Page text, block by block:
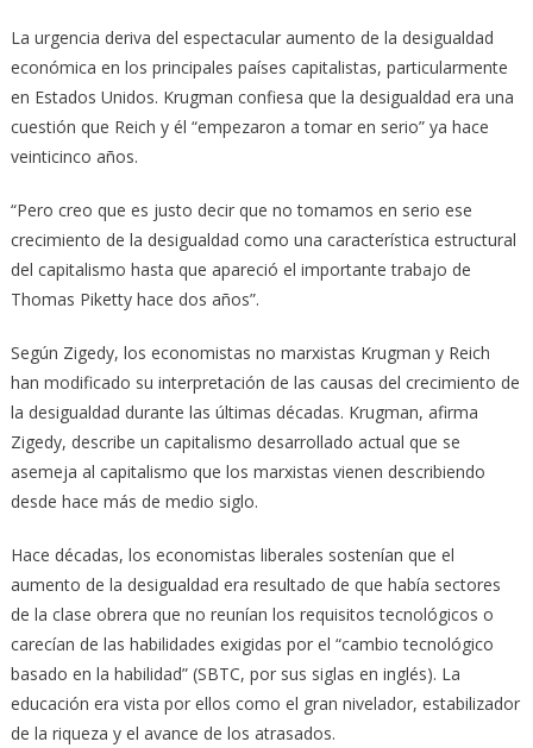
La urgencia deriva del espectacular aumento de la desigualdad
económica en los principales países capitalistas, particularmente
en Estados Unidos. Krugman confiesa que la desigualdad era una
cuestión que Reich y él “empezaron a tomar en serio” ya hace
veinticinco años.
“Pero creo que es justo decir que no tomamos en serio ese
crecimiento de la desigualdad como una característica estructural
del capitalismo hasta que apareció el importante trabajo de
Thomas Piketty hace dos años”.
Según Zigedy, los economistas no marxistas Krugman y Reich
han modificado su interpretación de las causas del crecimiento de
la desigualdad durante las últimas décadas. Krugman, afirma
Zigedy, describe un capitalismo desarrollado actual que se
asemeja al capitalismo que los marxistas vienen describiendo
desde hace más de medio siglo.
Hace décadas, los economistas liberales sostenían que el
aumento de la desigualdad era resultado de que había sectores
de la clase obrera que no reunían los requisitos tecnológicos o
carecían de las habilidades exigidas por el “cambio tecnológico
basado en la habilidad” (SBTC, por sus siglas en inglés). La
educación era vista por ellos como el gran nivelador, estabilizador
de la riqueza y el avance de los atrasados.